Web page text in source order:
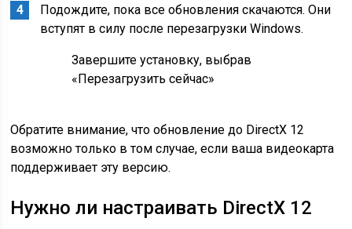
Подождите, пока все обновления скачаются. Они
вступят в силу после перезагрузки Windows.
Завершите установку, выбрав
«Перезагрузить сейчас»
Обратите внимание, что обновление до DirectX 12
возможно только в том случае, если ваша видеокарта
поддерживает эту версию.
Нужно ли настраивать DirectX 12